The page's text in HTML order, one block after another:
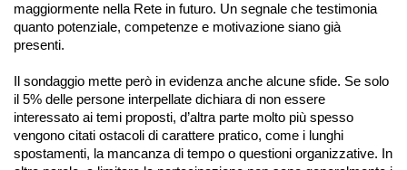
maggiormente nella Rete in futuro. Un segnale che testimonia
quanto potenziale, competenze e motivazione siano già
presenti.
Il sondaggio mette però in evidenza anche alcune sfide. Se solo
il 5% delle persone interpellate dichiara di non essere
interessato ai temi proposti, d’altra parte molto più spesso
vengono citati ostacoli di carattere pratico, come i lunghi
spostamenti, la mancanza di tempo o questioni organizzative. In